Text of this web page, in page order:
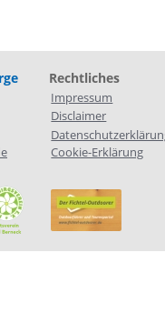
Rechtliches
Impressum
Disclaimer
Cookie-Erklärung